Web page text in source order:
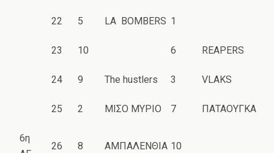
22 5 LA BOMBERS 1
23 10 6 REAPERS
24 9 The hustlers 3 VLAKS
25 2 ΜΙΣΟ ΜΥΡΙΟ 7 ΠΑΤΑΟΥΓΚΑ
6η
26 8 ΑΜΠΑΛΕΝΘΙΑ 10